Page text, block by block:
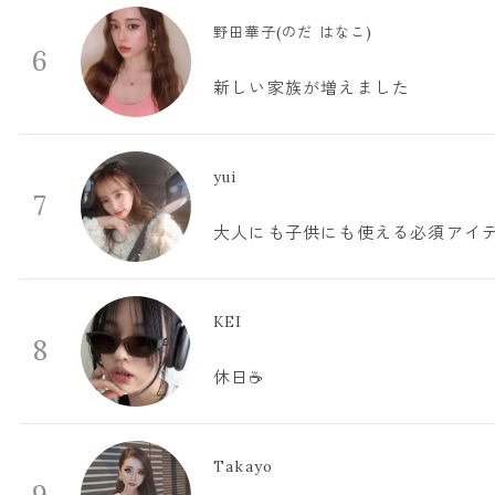
6
野田華子(のだ はなこ)
新しい家族が増えました
7
yui
大人にも子供にも使える必須アイ
8
KEI
休日☕️
Takayo